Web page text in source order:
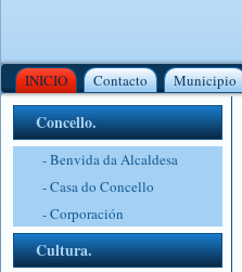
INICIO Contacto Municipio
Concello.
- Benvida da Alcaldesa
- Casa do Concello
- Corporación
Cultura.